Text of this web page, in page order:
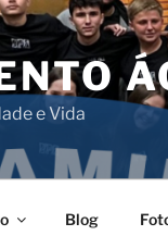
e Vida
Blog